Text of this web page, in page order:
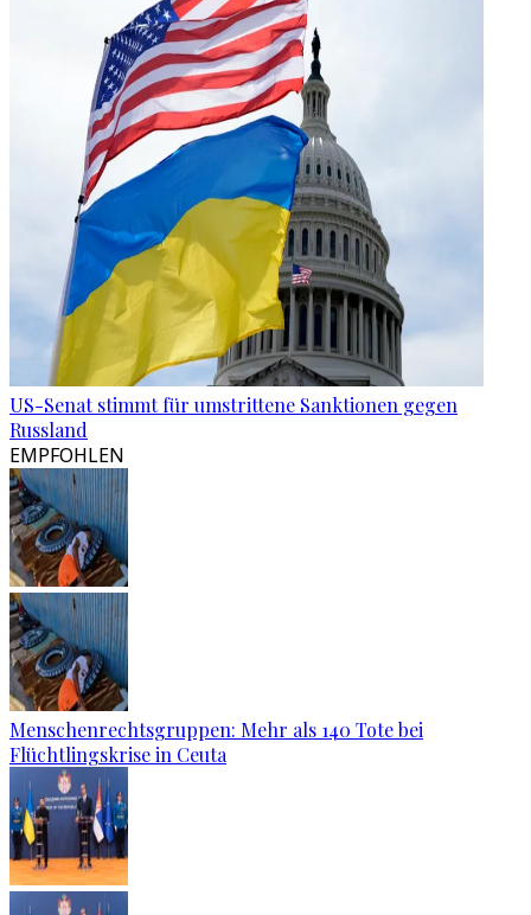
US-Senat stimmt für umstrittene Sanktionen gegen
Russland
EMPFOHLEN
Menschenrechtsgruppen: Mehr als 140 Tote bei
Flüchtlingskrise in Ceuta